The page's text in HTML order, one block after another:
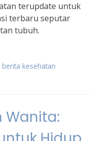
terupdate untuk
terbaru seputar
tubuh.
berita kesehatan
Wanita: